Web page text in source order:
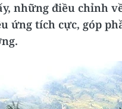
những điều chỉnh
ứng tích cực, góp